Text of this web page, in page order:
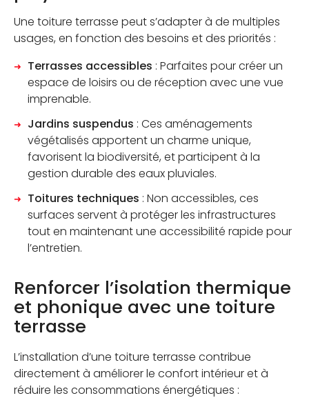
Une toiture terrasse peut s’adapter à de multiples
usages, en fonction des besoins et des priorités :
Terrasses accessibles : Parfaites pour créer un
espace de loisirs ou de réception avec une vue
imprenable.
Jardins suspendus : Ces aménagements
végétalisés apportent un charme unique,
favorisent la biodiversité, et participent à la
gestion durable des eaux pluviales.
Toitures techniques : Non accessibles, ces
surfaces servent à protéger les infrastructures
tout en maintenant une accessibilité rapide pour
l’entretien.
Renforcer l’isolation thermique
et phonique avec une toiture
terrasse
L’installation d’une toiture terrasse contribue
directement à améliorer le confort intérieur et à
réduire les consommations énergétiques :